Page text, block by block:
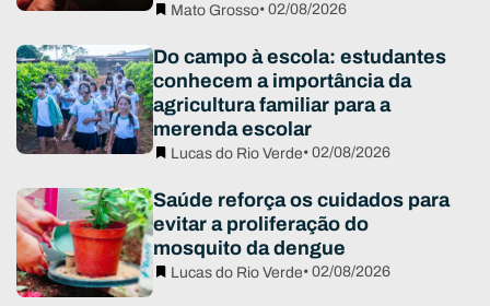
Mato Grosso• 02/08/2026
Do campo à escola: estudantes
conhecem a importância da
agricultura familiar para a
merenda escolar
Lucas do Rio Verde• 02/08/2026
Saúde reforça os cuidados para
evitar a proliferação do
mosquito da dengue
Lucas do Rio Verde• 02/08/2026